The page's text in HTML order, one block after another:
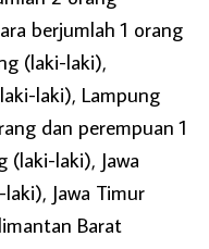
berjumlah 1 orang
(laki-laki),
laki), Lampung
dan perempuan 1
(laki-laki), Jawa
Jawa Timur
Barat